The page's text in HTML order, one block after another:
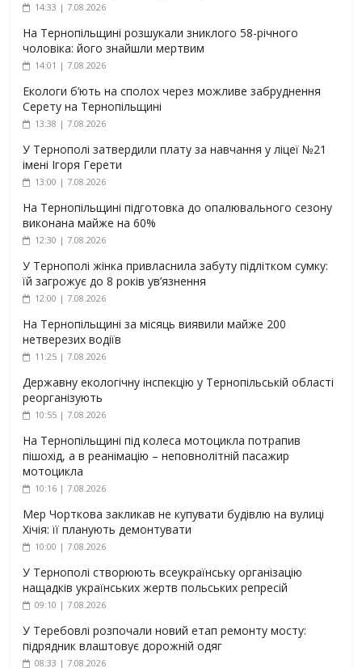
14:33 | 7.08.2026
На Тернопільщині розшукали зниклого 58-річного
чоловіка: його знайшли мертвим
14:01 | 7.08.2026
Екологи б’ють на сполох через можливе забруднення
Серету на Тернопільщині
13:38 | 7.08.2026
У Тернополі затвердили плату за навчання у ліцеї №21
імені Ігоря Герети
13:00 | 7.08.2026
На Тернопільщині підготовка до опалювального сезону
виконана майже на 60%
12:30 | 7.08.2026
У Тернополі жінка привласнила забуту підлітком сумку:
їй загрожує до 8 років ув’язнення
12:00 | 7.08.2026
На Тернопільщині за місяць виявили майже 200
нетверезих водіїв
11:25 | 7.08.2026
Державну екологічну інспекцію у Тернопільській області
реорганізують
10:55 | 7.08.2026
На Тернопільщині під колеса мотоцикла потрапив
пішохід, а в реанімацію – неповнолітній пасажир
мотоцикла
10:16 | 7.08.2026
Мер Чорткова закликав не купувати будівлю на вулиці
Хічія: її планують демонтувати
10:00 | 7.08.2026
У Тернополі створюють всеукраїнську організацію
нащадків українських жертв польських репресій
09:10 | 7.08.2026
У Теребовлі розпочали новий етап ремонту мосту:
підрядник влаштовує дорожній одяг
08:33 | 7.08.2026